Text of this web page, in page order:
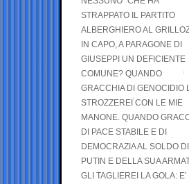
STRAPPATO IL PARTITO
ALBERGHIERO AL
IN CAPO, A PARAGONE DI
GIUSEPPI UN DEFICIENTE
COMUNE? QUANDO
GRACCHIA DI GENOCIDIO
STROZZEREI CON LE MIE
MANONE. QUANDO
DI PACE STABILE E DI
DEMOCRAZIA AL SOLDO DI
PUTIN E DELLA SUA
GLI TAGLIEREI LA GOLA: E’